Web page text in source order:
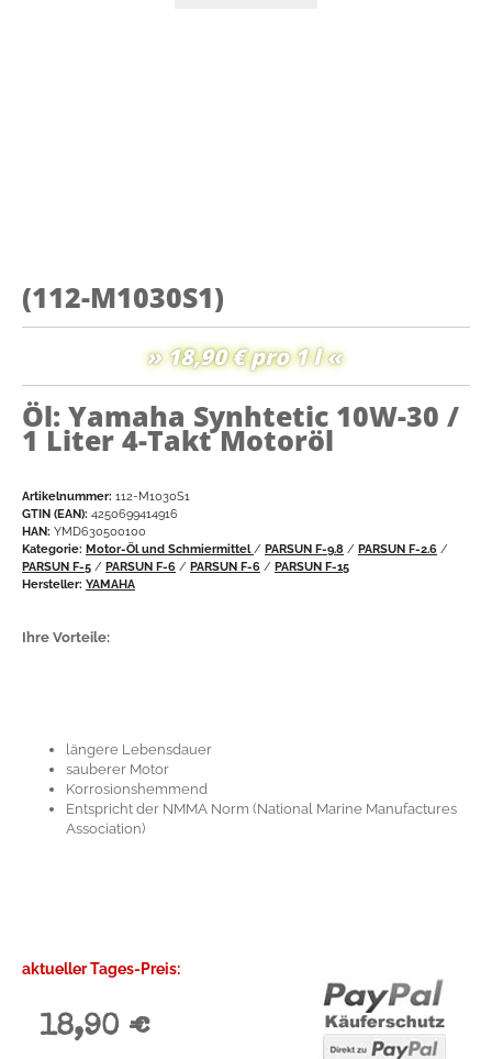
(112-M1030S1)
» 18,90 € pro 1 l «
Öl: Yamaha Synhtetic 10W-30 /
1 Liter 4-Takt Motoröl
Artikelnummer: 112-M1030S1
GTIN (EAN): 4250699414916
HAN: YMD630500100
Kategorie: Motor-Öl und Schmiermittel / PARSUN F-9.8 / PARSUN F-2.6 /
PARSUN F-5 / PARSUN F-6 / PARSUN F-6 / PARSUN F-15
Hersteller: YAMAHA
Ihre Vorteile:
längere Lebensdauer
sauberer Motor
Korrosionshemmend
Entspricht der NMMA Norm (National Marine Manufactures
Association)
aktueller Tages-Preis:
18,90 €